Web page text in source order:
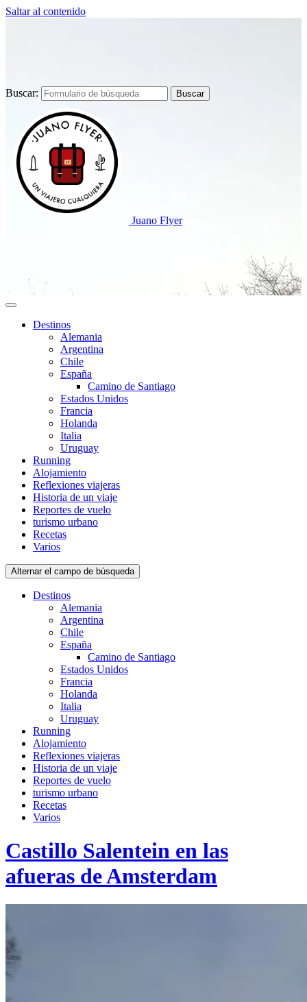
Saltar al contenido
Buscar:
Juano Flyer
Destinos
Alemania
Argentina
Chile
España
Camino de Santiago
Estados Unidos
Francia
Holanda
Italia
Uruguay
Running
Alojamiento
Reflexiones viajeras
Historia de un viaje
Reportes de vuelo
turismo urbano
Recetas
Varios
Alternar el campo de búsqueda
Destinos
Alemania
Argentina
Chile
España
Camino de Santiago
Estados Unidos
Francia
Holanda
Italia
Uruguay
Running
Alojamiento
Reflexiones viajeras
Historia de un viaje
Reportes de vuelo
turismo urbano
Recetas
Varios
Castillo Salentein en las
afueras de Amsterdam